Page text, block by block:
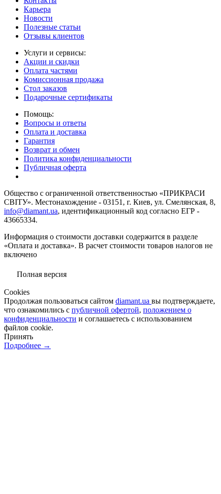
Карьера
Новости
Полезные статьи
Отзывы клиентов
Услуги и сервисы:
Акции и скидки
Оплата частями
Комиссионная продажа
Стол заказов
Подарочные сертификаты
Помощь:
Вопросы и ответы
Оплата и доставка
Гарантия
Возврат и обмен
Политика конфиденциальности
Публичная оферта
Общество с ограниченной ответственностью «ПРИКРАСИ
СВІТУ». Местонахождение - 03151, г. Киев, ул. Смелянская, 8,
info@diamant.ua, идентификационный код согласно ЕГР -
43665334.
Информация о стоимости доставки содержится в разделе
«Оплата и доставка». В расчет стоимости товаров налогов не
включено
Полная версия
Сookies
Продолжая пользоваться сайтом diamant.ua вы подтверждаете,
что ознакомились с публичной офертой, положением о
конфиденциальности и соглашаетесь с использованием
файлов cookie.
Принять
Подробнее →